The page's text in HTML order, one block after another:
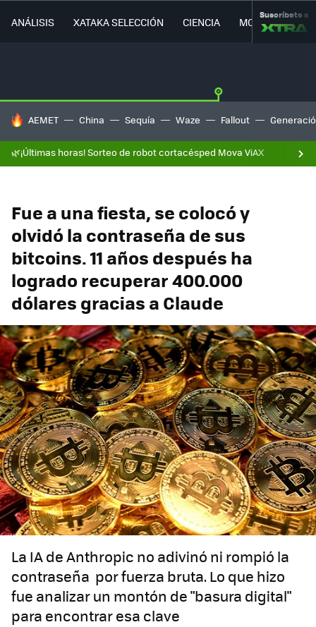
ANÁLISIS XATAKA SELECCIÓN CIENCIA MOVILIDAD
Suscríbete a
HOY SE HABLA DE
AEMET China Sequía Waze Fallout
🌿¡Últimas horas! Sorteo de robot cortacésped Mova ViAX
Fue a una fiesta, se colocó y
olvidó la contraseña de sus
bitcoins. 11 años después ha
logrado recuperar 400.000
dólares gracias a Claude
La IA de Anthropic no adivinó ni rompió la
contraseña por fuerza bruta. Lo que hizo
fue analizar un montón de "basura digital"
para encontrar esa clave